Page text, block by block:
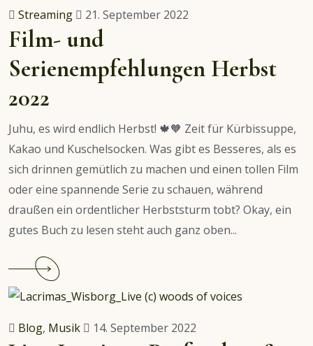
Die
Violet-
Grave-
Mystery-
Streaming 21. September 2022
Film- und
Serienempfehlungen Herbst
2022
Juhu, es wird endlich Herbst! 🍁🧡 Zeit für Kürbissuppe,
Kakao und Kuschelsocken. Was gibt es Besseres, als es
sich drinnen gemütlich zu machen und einen tollen Film
oder eine spannende Serie zu schauen, während
draußen ein ordentlicher Herbststurm tobt? Okay, ein
gutes Buch zu lesen steht auch ganz oben...
Film-
und
Serienempfehlungen
Blog, Musik 14. September 2022